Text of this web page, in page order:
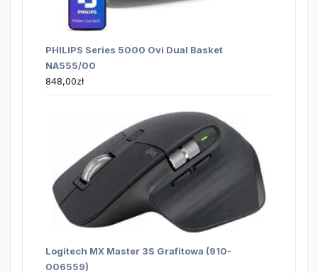
PHILIPS Series 5000 Ovi Dual Basket
NA555/00
848,00zł
Logitech MX Master 3S Grafitowa (910-
006559)